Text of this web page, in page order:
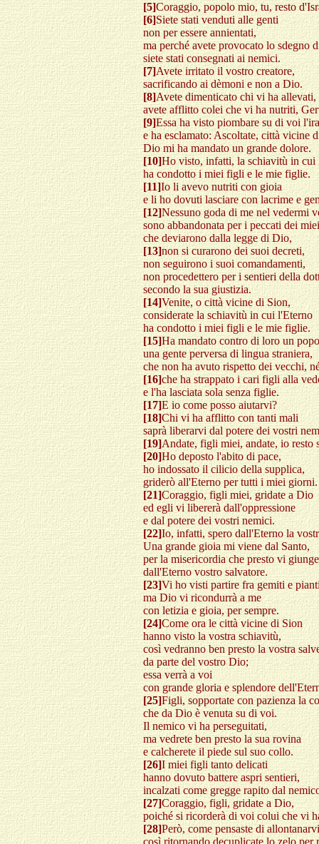
[5]Coraggio, popolo mio, tu, resto
[6]Siete stati venduti alle genti
non per essere annientati,
ma perché avete provocato lo sdegno
siete stati consegnati ai nemici.
[7]Avete irritato il vostro creatore,
sacrificando ai dèmoni e non a Dio.
[8]Avete dimenticato chi vi ha
avete afflitto colei che vi ha nutriti,
[9]Essa ha visto piombare su di voi
e ha esclamato: Ascoltate, città vicine
Dio mi ha mandato un grande dolore.
[10]Ho visto, infatti, la schiavitù in cui
ha condotto i miei figli e le mie figlie.
[11]Io li avevo nutriti con gioia
e li ho dovuti lasciare con lacrime e
[12]Nessuno goda di me nel vedermi
sono abbandonata per i peccati dei
che deviarono dalla legge di Dio,
[13]non si curarono dei suoi decreti,
non seguirono i suoi comandamenti,
non procedettero per i sentieri della
secondo la sua giustizia.
[14]Venite, o città vicine di Sion,
considerate la schiavitù in cui l'Eterno
ha condotto i miei figli e le mie figlie.
[15]Ha mandato contro di loro un
una gente perversa di lingua straniera,
che non ha avuto rispetto dei vecchi,
[16]che ha strappato i cari figli alla
e l'ha lasciata sola senza figlie.
[17]E io come posso aiutarvi?
[18]Chi vi ha afflitto con tanti mali
saprà liberarvi dal potere dei vostri
[19]Andate, figli miei, andate, io resto
[20]Ho deposto l'abito di pace,
ho indossato il cilicio della supplica,
griderò all'Eterno per tutti i miei giorni.
[21]Coraggio, figli miei, gridate a Dio
ed egli vi libererà dall'oppressione
e dal potere dei vostri nemici.
[22]Io, infatti, spero dall'Eterno la
Una grande gioia mi viene dal Santo,
per la misericordia che presto vi
dall'Eterno vostro salvatore.
[23]Vi ho visti partire fra gemiti e
ma Dio vi ricondurrà a me
con letizia e gioia, per sempre.
[24]Come ora le città vicine di Sion
hanno visto la vostra schiavitù,
così vedranno ben presto la vostra
da parte del vostro Dio;
essa verrà a voi
con grande gloria e splendore
[25]Figli, sopportate con pazienza la
che da Dio è venuta su di voi.
Il nemico vi ha perseguitati,
ma vedrete ben presto la sua rovina
e calcherete il piede sul suo collo.
[26]I miei figli tanto delicati
hanno dovuto battere aspri sentieri,
incalzati come gregge rapito dal
[27]Coraggio, figli, gridate a Dio,
poiché si ricorderà di voi colui che vi
[28]Però, come pensaste di
così ritornando decuplicate lo zelo per